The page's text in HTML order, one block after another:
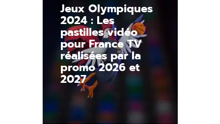
Jeux Olympiques
2024 : Les
pastilles vidéo
pour France TV
réalisées par la
promo 2026 et
2027
Découvrir.